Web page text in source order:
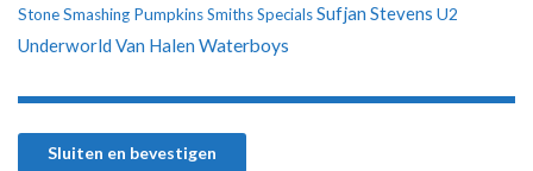
StoneSmashing PumpkinsSmithsSpecialsSufjan Stevens U2
Underworld Van Halen Waterboys